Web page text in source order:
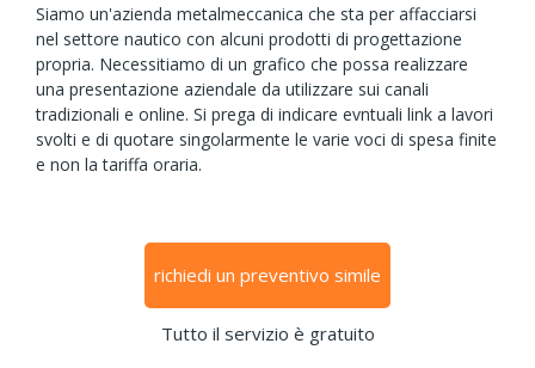
Siamo un'azienda metalmeccanica che sta per affacciarsi
nel settore nautico con alcuni prodotti di progettazione
propria. Necessitiamo di un grafico che possa realizzare
una presentazione aziendale da utilizzare sui canali
tradizionali e online. Si prega di indicare evntuali link a lavori
svolti e di quotare singolarmente le varie voci di spesa finite
e non la tariffa oraria.
richiedi un preventivo simile
Tutto il servizio è gratuito